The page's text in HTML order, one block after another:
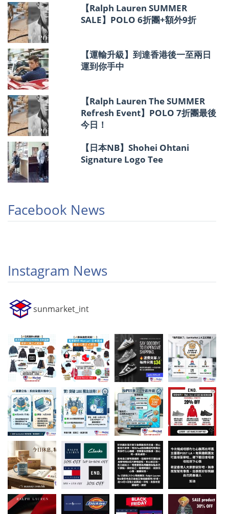
【Ralph Lauren SUMMER
SALE】POLO 6折團+額外9折
【運輸升級】到達香港後一至兩日
運到你手中
【Ralph Lauren The SUMMER
Refresh Event】POLO 7折團最後
今日！
【日本NB】Shohei Ohtani
Signature Logo Tee
Facebook News
Instagram News
sunmarket_int